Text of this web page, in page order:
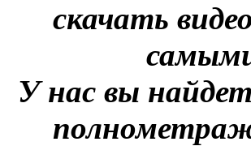
скачать
У нас вы